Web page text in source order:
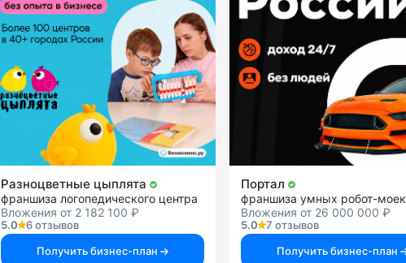
Разноцветные цыплята
франшиза логопедического центра
Вложения от 2 182 100 ₽
5.0
6 отзывов
Получить бизнес-план
Портал
франшиза умных робот-моек
Вложения от 26 000 000 ₽
5.0
7 отзывов
Получить бизнес-план